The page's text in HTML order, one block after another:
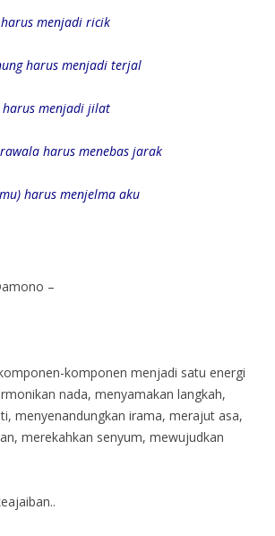
menjadi ricik
harus menjadi terjal
menjadi jilat
harus menebas jarak
harus menjelma aku
–
komponen menjadi satu energi
nada, menyamakan langkah,
menyenandungkan irama, merajut asa,
merekahkan senyum, mewujudkan